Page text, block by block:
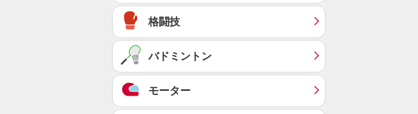
格闘技
バドミントン
モーター